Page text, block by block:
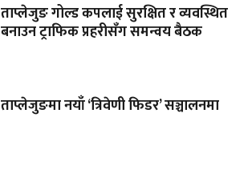
ताप्लेजुङ गोल्ड कपलाई सुरक्षित र व्यवस्थित
बनाउन ट्राफिक प्रहरीसँग समन्वय बैठक
ताप्लेजुङमा नयाँ ‘त्रिवेणी फिडर’ सञ्चालनमा